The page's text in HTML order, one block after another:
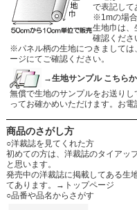
で表記して
※1mの場合
生地巾は、
確認くださ
※パネル柄の生地につきましては
ージにてご確認ください。
→生地サンプル こちら
無償で生地のサンプルをお送り
ってお確かめいただけます。お電
商品のさがし方
○洋裁誌を見てくれた方
初めての方は、洋裁誌のタイアッ
と思います。
発売中の洋裁誌に掲載してある生
てあります。
→トップページ
○品番や品名からさがす